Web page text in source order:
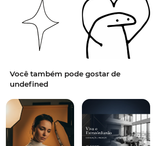
Você também pode gostar de
undefined